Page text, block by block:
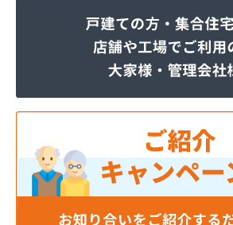
株式会社アイティーエス
株式会社アイティーエス 南支店
株式会社イデックスガス 熊本中央
株式会社ウエハラ
株式会社エコア 八代営業所
株式会社エコア 北部充填所
株式会社シバタ 熊本営業所
株式会社ジャパンクラフト
株式会社ダイイチライフ